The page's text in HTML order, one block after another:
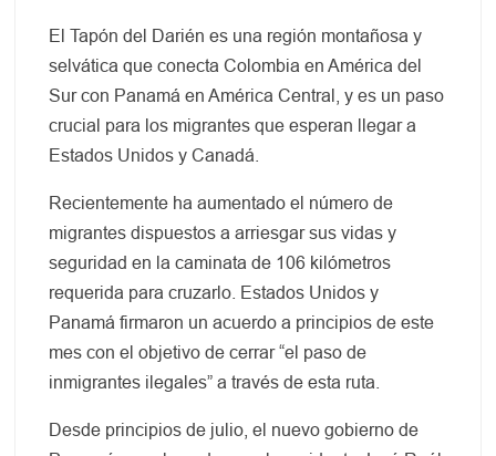
El Tapón del Darién es una región montañosa y
selvática que conecta Colombia en América del
Sur con Panamá en América Central, y es un paso
crucial para los migrantes que esperan llegar a
Estados Unidos y Canadá.
Recientemente ha aumentado el número de
migrantes dispuestos a arriesgar sus vidas y
seguridad en la caminata de 106 kilómetros
requerida para cruzarlo. Estados Unidos y
Panamá firmaron un acuerdo a principios de este
mes con el objetivo de cerrar “el paso de
inmigrantes ilegales” a través de esta ruta.
Desde principios de julio, el nuevo gobierno de